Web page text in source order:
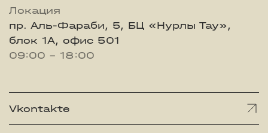
Локация
пр. Аль-Фараби, 5, БЦ «Нурлы Тау»,
блок 1А, офис 501
09:00 - 18:00
Vkontakte